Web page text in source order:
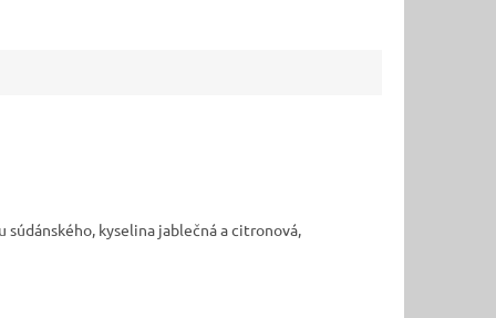
kyselina jablečná a citronová,